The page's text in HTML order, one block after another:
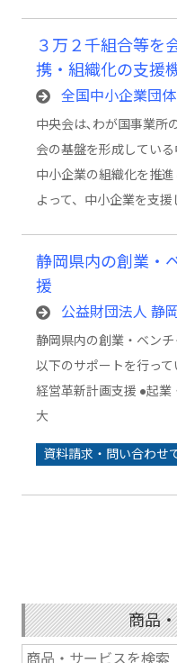
３万２千組合等を
携・組織化の支援
全国中小企業団
中央会は､わが国事業所
会の基盤を形成してい
中小企業の組織化を推
よって、中小企業を支援
静岡県内の創業・
援
公益財団法人 静
静岡県内の創業・ベンチ
以下のサポートを行っ
経営革新計画支援 ●起
大
資料請求・問い合わせ
商品